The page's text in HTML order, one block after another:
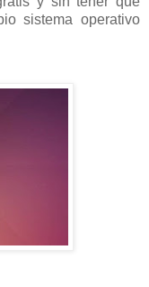
sistema operativo